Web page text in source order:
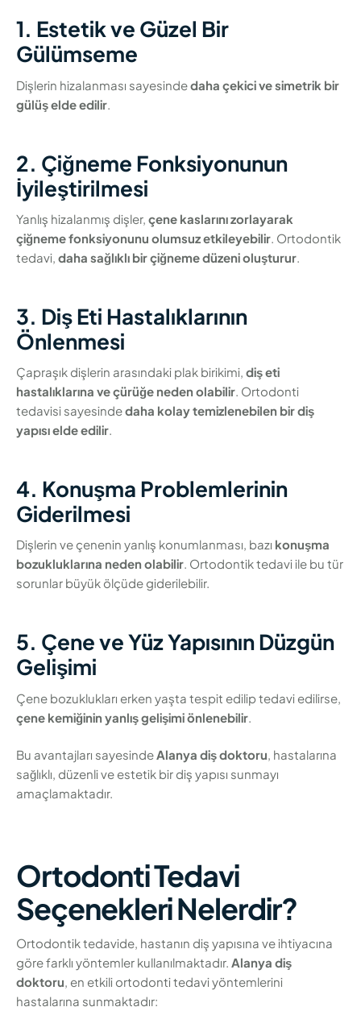
1. Estetik ve Güzel Bir
Gülümseme
Dişlerin hizalanması sayesindedaha çekici ve simetrik bir
gülüş elde edilir
2. Çiğneme Fonksiyonunun
İyileştirilmesi
Yanlış hizalanmış dişler, çene kaslarını zorlayarak
çiğneme fonksiyonunu olumsuz etkileyebilir. Ortodontik
tedavi, daha sağlıklı bir çiğneme düzeni oluşturur.
3. Diş Eti Hastalıklarının
Önlenmesi
Çapraşık dişlerin arasındaki plak birikimi, diş eti
hastalıklarına ve çürüğe neden olabilir. Ortodonti
tedavisi sayesindedaha kolay temizlenebilen bir diş
yapısı elde edilir.
4. Konuşma Problemlerinin
Giderilmesi
Dişlerin ve çenenin yanlış konumlanması, bazı konuşma
bozukluklarına neden olabilir. Ortodontik tedavi ile bu tür
sorunlar büyük ölçüde giderilebilir.
5. Çene ve Yüz Yapısının Düzgün
Gelişimi
Çene bozuklukları erken yaşta tespit edilip tedavi edilirse,
çene kemiğinin yanlış gelişimi önlenebilir
Bu avantajları sayesindeAlanya diş doktoru, hastalarına
sağlıklı, düzenli ve estetik bir diş yapısı sunmayı
amaçlamaktadır.
Ortodonti Tedavi
Seçenekleri Nelerdir?
Ortodontik tedavide, hastanın diş yapısına ve ihtiyacına
göre farklı yöntemler kullanılmaktadır. Alanya diş
doktoru, en etkili ortodonti tedavi yöntemlerini
hastalarına sunmaktadır: